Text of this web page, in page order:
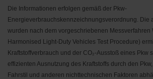
Die Informationen erfolgen gemäß der Pkw-
Energieverbrauchskennzeichnungsverordnung. Die
wurden nach dem vorgeschriebenen Messverfahren
Harmonised Light-Duty Vehicles Test Procedure)
Kraftstoffverbrauch und der CO₂-Ausstoß eines Pkw
effizienten Ausnutzung des Kraftstoffs durch den
Fahrstil und anderen nichttechnischen Faktoren